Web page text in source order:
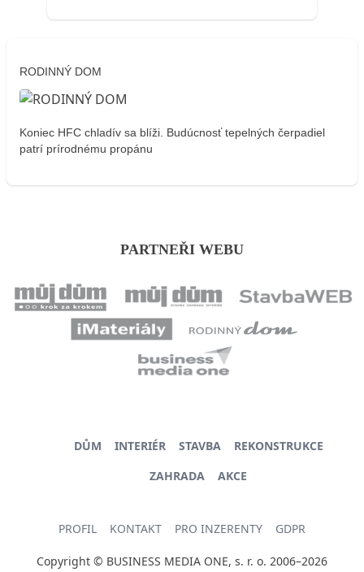
RODINNÝ DOM
Koniec HFC chladív sa blíži. Budúcnosť tepelných čerpadiel
patrí prírodnému propánu
PARTNEŘI WEBU
DŮM INTERIÉR STAVBA
REKONSTRUKCE
ZAHRADA
AKCE
PROFIL KONTAKT PRO INZERENTY GDPR
Copyright © BUSINESS MEDIA ONE, s. r. o. 2006–2026